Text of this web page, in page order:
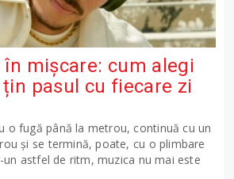
mișcare: cum alegi
pasul cu fiecare zi
o fugă până la metrou, continuă cu un
și se termină, poate, cu o plimbare
astfel de ritm, muzica nu mai este